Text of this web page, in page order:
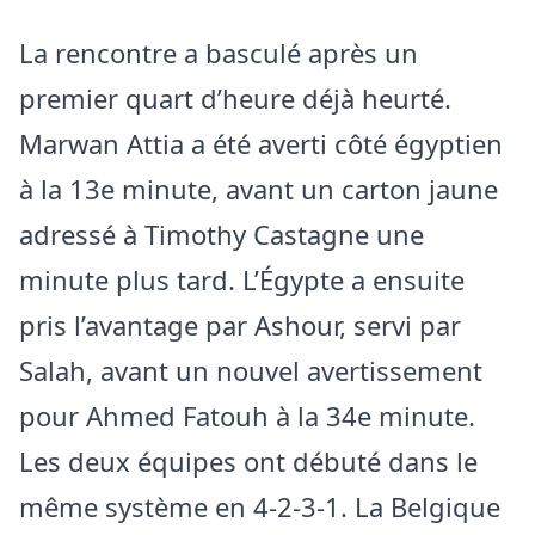
La rencontre a basculé après un
premier quart d’heure déjà heurté.
Marwan Attia a été averti côté égyptien
à la 13e minute, avant un carton jaune
adressé à Timothy Castagne une
minute plus tard. L’Égypte a ensuite
pris l’avantage par Ashour, servi par
Salah, avant un nouvel avertissement
pour Ahmed Fatouh à la 34e minute.
Les deux équipes ont débuté dans le
même système en 4-2-3-1. La Belgique